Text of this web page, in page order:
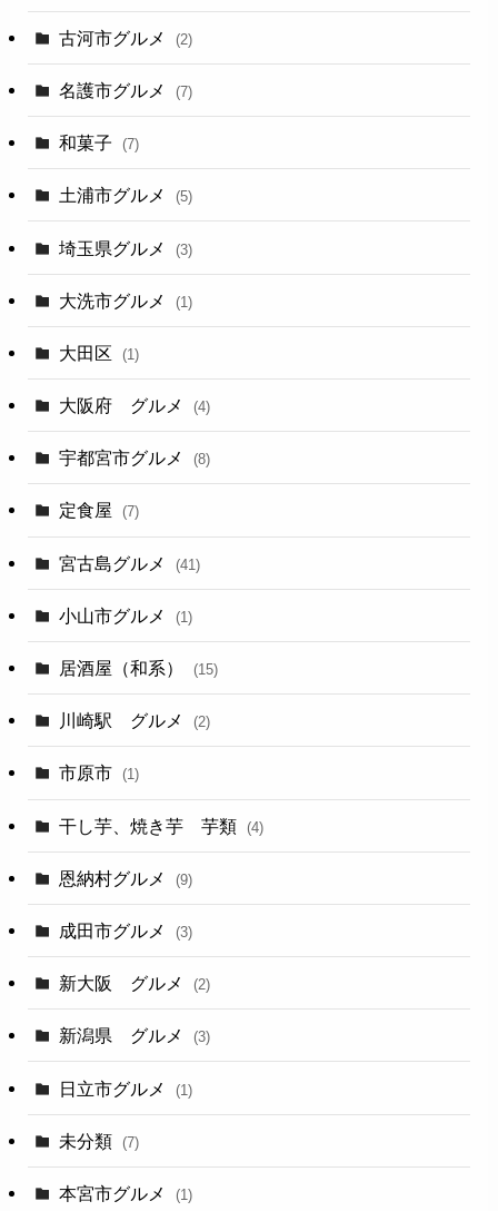
古河市グルメ (2)
名護市グルメ (7)
和菓子 (7)
土浦市グルメ (5)
埼玉県グルメ (3)
大洗市グルメ (1)
大田区 (1)
大阪府 グルメ (4)
宇都宮市グルメ (8)
定食屋 (7)
宮古島グルメ (41)
小山市グルメ (1)
居酒屋（和系） (15)
川崎駅 グルメ (2)
市原市 (1)
干し芋、焼き芋 芋類 (4)
恩納村グルメ (9)
成田市グルメ (3)
新大阪 グルメ (2)
新潟県 グルメ (3)
日立市グルメ (1)
未分類 (7)
本宮市グルメ (1)